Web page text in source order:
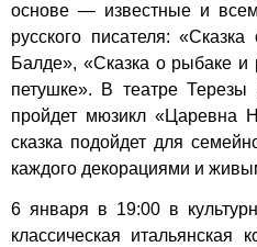
основе — известные и
русского писателя:
Балде», «Сказка о рыбаке и
петушке». В театре
пройдет мюзикл «Царевна
сказка подойдет для
каждого декорациями и
6 января в 19:00 в
классическая итальянская